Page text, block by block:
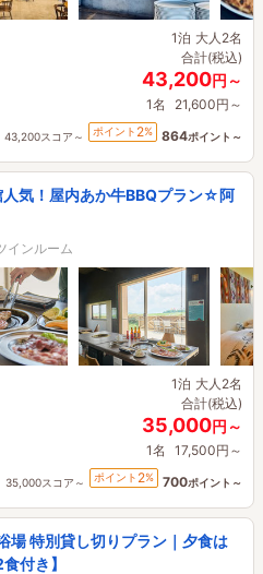
1泊 大人2名
合計(税込)
43,200円～
1名 21,600円～
43,200スコア～ ポイント 2% 864ポイント～
人気！屋内あか牛BBQプラン☆阿
インルーム
1泊 大人2名
合計(税込)
35,000円～
1名 17,500円～
35,000スコア～ ポイント 2% 700ポイント～
場 特別貸し切りプラン｜夕食は
付き】